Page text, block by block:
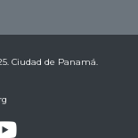
Ciudad de Panamá.